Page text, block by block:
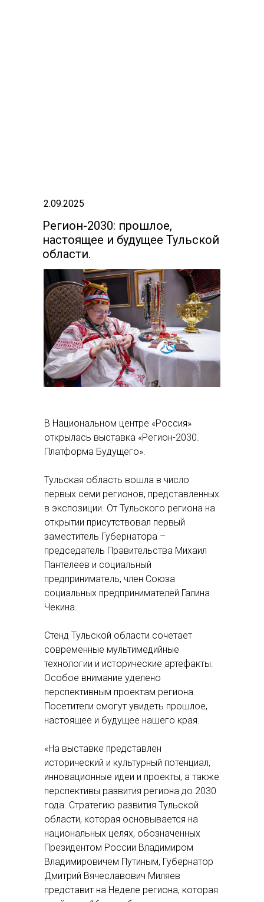
Регион-2030: прошлое,
настоящее и будущее Тульской
области.
В Национальном центре «Россия»
открылась выставка «Регион-2030.
Платформа Будущего».
Тульская область вошла в число
первых семи регионов, представленных
в экспозиции. От Тульского региона на
открытии присутствовал первый
заместитель Губернатора –
председатель Правительства Михаил
Пантелеев и социальный
предприниматель, член Союза
социальных предпринимателей Галина
Чекина.
Стенд Тульской области сочетает
современные мультимедийные
технологии и исторические артефакты.
Особое внимание уделено
перспективным проектам региона.
Посетители смогут увидеть прошлое,
настоящее и будущее нашего края.
«На выставке представлен
исторический и культурный потенциал,
инновационные идеи и проекты, а также
перспективы развития региона до 2030
года. Стратегию развития Тульской
области, которая основывается на
национальных целях, обозначенных
Президентом России Владимиром
Владимировичем Путиным, Губернатор
Дмитрий Вячеславович Миляев
представит на Неделе региона, которая
2.09.2025